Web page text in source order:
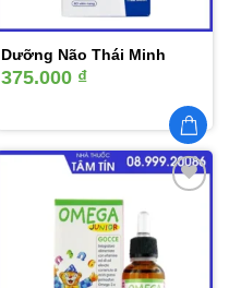
Dưỡng Não Thái Minh
375.000 ₫